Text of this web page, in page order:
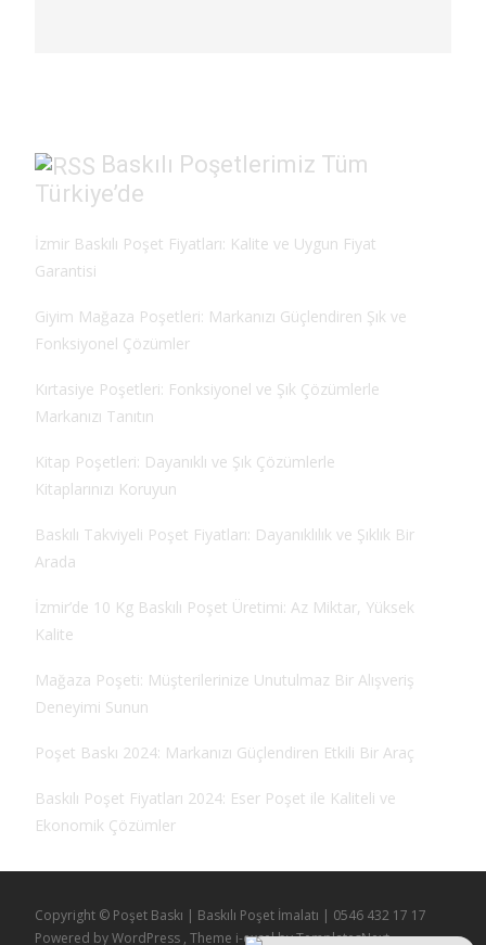
Baskılı Poşetlerimiz Tüm
Türkiye’de
İzmir Baskılı Poşet Fiyatları: Kalite ve Uygun Fiyat
Garantisi
Giyim Mağaza Poşetleri: Markanızı Güçlendiren Şık ve
Fonksiyonel Çözümler
Kırtasiye Poşetleri: Fonksiyonel ve Şık Çözümlerle
Markanızı Tanıtın
Kitap Poşetleri: Dayanıklı ve Şık Çözümlerle
Kitaplarınızı Koruyun
Baskılı Takviyeli Poşet Fiyatları: Dayanıklılık ve Şıklık Bir
Arada
İzmir’de 10 Kg Baskılı Poşet Üretimi: Az Miktar, Yüksek
Kalite
Mağaza Poşeti: Müşterilerinize Unutulmaz Bir Alışveriş
Deneyimi Sunun
Poşet Baskı 2024: Markanızı Güçlendiren Etkili Bir Araç
Baskılı Poşet Fiyatları 2024: Eser Poşet ile Kaliteli ve
Ekonomik Çözümler
Copyright © Poşet Baskı | Baskılı Poşet İmalatı | 0546 432 17 17
Powered by WordPress , Theme i-excelby TemplatesNext.